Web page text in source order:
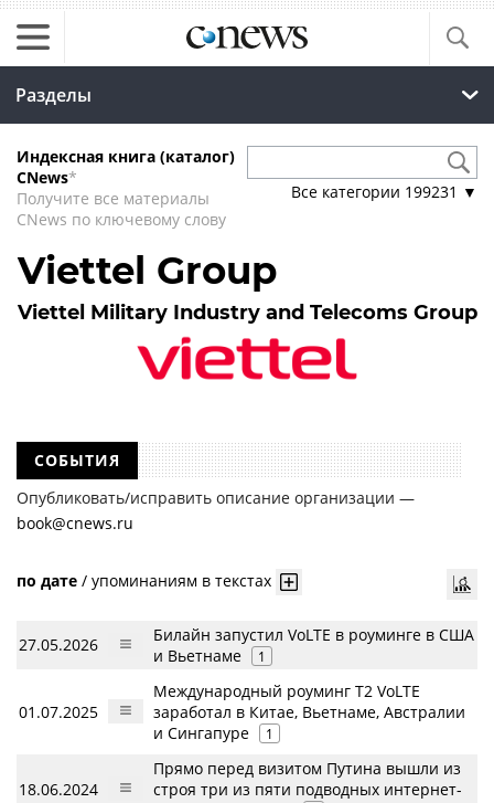
Разделы
Индексная книга (каталог)
CNews*
Получите все материалы
CNews по ключевому слову
Все категории 199231 ▼
Viettel Group
Viettel Military Industry and Telecoms Group
СОБЫТИЯ
Опубликовать/исправить описание организации —
book@cnews.ru
по дате / упоминаниям в текстах
27.05.2026
Билайн запустил VoLTE в роуминге в США
и Вьетнаме
1
01.07.2025
Международный роуминг Т2 VoLTE
заработал в Китае, Вьетнаме, Австралии
и Сингапуре
1
18.06.2024
Прямо перед визитом Путина вышли из
строя три из пяти подводных интернет-